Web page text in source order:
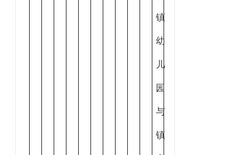
镇
幼
儿
园
与
镇